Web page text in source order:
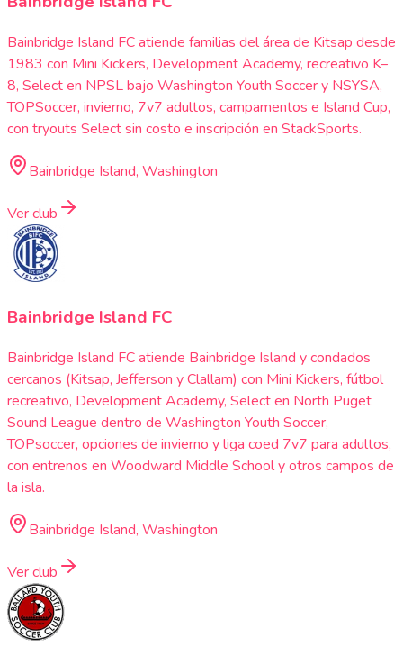
Bainbridge Island FC atiende familias del área de Kitsap desde
1983 con Mini Kickers, Development Academy, recreativo K–
8, Select en NPSL bajo Washington Youth Soccer y NSYSA,
TOPSoccer, invierno, 7v7 adultos, campamentos e Island Cup,
con tryouts Select sin costo e inscripción en StackSports.
Bainbridge Island, Washington
Ver club
Bainbridge Island FC
Bainbridge Island FC atiende Bainbridge Island y condados
cercanos (Kitsap, Jefferson y Clallam) con Mini Kickers, fútbol
recreativo, Development Academy, Select en North Puget
Sound League dentro de Washington Youth Soccer,
TOPsoccer, opciones de invierno y liga coed 7v7 para adultos,
con entrenos en Woodward Middle School y otros campos de
la isla.
Bainbridge Island, Washington
Ver club